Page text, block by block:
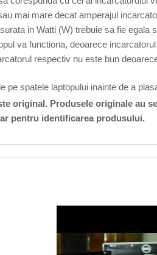
mai mare decat amperajul
in Watti (W) trebuie sa fie egala
va functiona, deoarece
respectiv nu este bun
pe spatele laptopului inainte de a
original. Produsele originale au
pentru identificarea produsului.